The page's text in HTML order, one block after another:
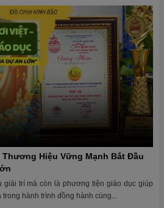
Hiệu Vững Mạnh Bắt Đầu
trí mà còn là phương tiện giáo dục giúp
trong hành trình đồng hành cùng...